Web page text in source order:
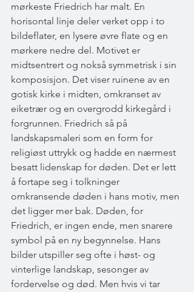
mørkeste Friedrich har malt. En
horisontal linje deler verket opp i to
bildeflater, en lysere øvre flate og en
mørkere nedre del. Motivet er
midtsentrert og nokså symmetrisk i sin
komposisjon. Det viser ruinene av en
gotisk kirke i midten, omkranset av
eiketrær og en overgrodd kirkegård i
forgrunnen. Friedrich så på
landskapsmaleri som en form for
religiøst uttrykk og hadde en nærmest
besatt lidenskap for døden. Det er lett
å fortape seg i tolkninger
omkransende døden i hans motiv, men
det ligger mer bak. Døden, for
Friedrich, er ingen ende, men snarere
symbol på en ny begynnelse. Hans
bilder utspiller seg ofte i høst- og
vinterlige landskap, sesonger av
fordervelse og død. Men hvis vi tar